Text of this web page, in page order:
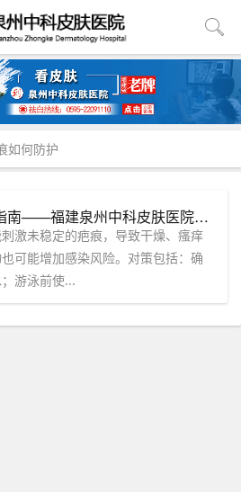
如何防护
「游泳季疤痕护理」指南——福建泉州中科皮肤医院：泳池水、海水对疤痕的影响与对策
激未稳定的疤痕，导致干燥、瘙痒
可能增加感染风险。对策包括：确
游泳前使...